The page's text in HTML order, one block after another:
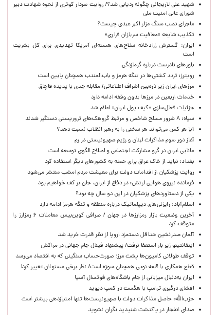
شهید علی لاریجانی چگونه ردیابی شد؟/ روایت سردار کوثری از نحوه شهادت دبیر
شورای عالی امنیت ملی
ماجرای نصب سنگ مزار اکبر عبدی چیست؟
تکذیب شایعه «معافیت سربازان فراری»
ایران: گسترش زرادخانه سلاح‌های هسته‌ای آمریکا تهدیدی برای کل بشریت
است
باورهای نادرست درباره گرمازدگی
رویترز: تردد کشتی‌ها در تنگه هرمز و باب‌المندب همچنان پایین است
مرزهای ایران زیر ذره‌بین اشراف اطلاعاتی/ مقابله جدی با پدیده قاچاق
خدمات اربعین در مرزها بدون وقفه ادامه دارد
جزئیات فعال‌سازی «کیف پول ایران» اعلام شد
سپاه: ۸ شرور مسلح شاخص و مرتبط گروهک‌های تروریستی دستگیر شدند
آیا هر کس می‌تواند هر سخنی را به رهبر انقلاب نسبت دهد؟
آغاز دور سوم مذاکرات لبنان و رژیم صهیونیستی در رم
مانایی ایران در گرو مشارکت اجتماعی و اصلاح الگوی توسعه است
بغداد: نباید از خاک عراق برای حمله به کشورهای دیگر استفاده کرد
روایت پزشکیان از اقدامات دولت برای معیشت مردم امشب منتشر می‌شود
فرمانده نیروی هوایی ارتش: در دفاع از ایران، جان بر کف خواهیم بود
یکی از دستاوردهای پزشکیان در این دو سال چه بود؟
اسلام‌آباد: رایزنی‌های دیپلماتیک درباره منطقه و تنگه هرمز ادامه دارد
آخرین وضعیت بازار رمزارزها در جهان / صرافی کوین‌بیس معاملات ۶ رمزارز را
متوقف کرد
آلمان صدرنشین حداقل دستمزد اروپا از نظر قدرت خرید شد
اینفانتینو زیر بار استعفا نرفت/ پیشنهاد فینال جام جهانی در مراکش
توقف طولانی کامیون‌ها پشت مرز؛ صورت‌حساب سنگینی که به اقتصاد می‌رسد
قطع همکاری با قلعه نویی همچنان سوژه است/ نظر برخی مسئولان تغییر کرد!
ایران به‌دنبال میزبانی از جام باشگاه‌های فوتسال آسیا
افشای درگیری ترامپ با هگست در کمپ دیوید
حزب‌الله: حاصل مذاکرات دولت با صهیونیست‌ها تنها امتیازدهی‌ بیشتر است
صدای انفجار در پاکدشت شنیدید نگران نشوید